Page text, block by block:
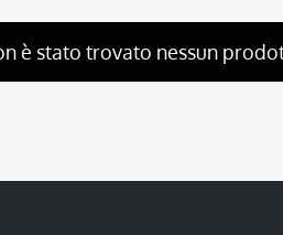
è stato trovato nessun